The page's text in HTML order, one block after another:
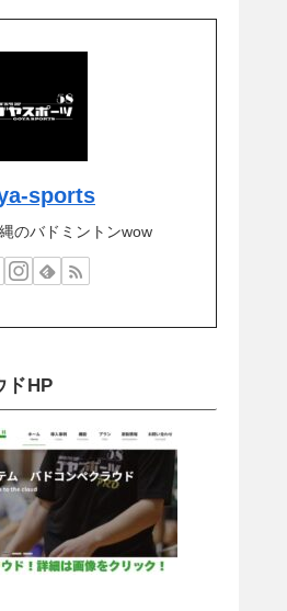
sports
のバドミントンwow
ドHP